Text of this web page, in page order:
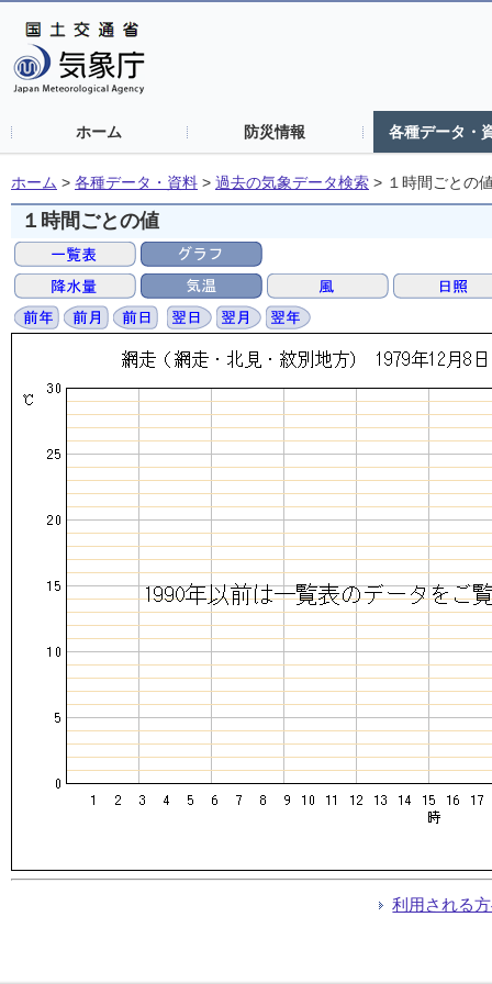
ホーム 防災情報 各種データ・
ホーム > 各種データ・資料 > 過去の気象データ検索 > １時間ごとの
１時間ごとの値
利用される